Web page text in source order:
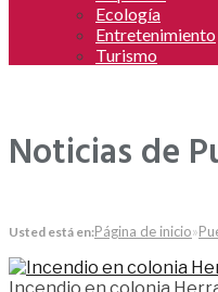
Ecología
Entretenimiento
Turismo
Noticias de
Usted está en:Página de inicio»